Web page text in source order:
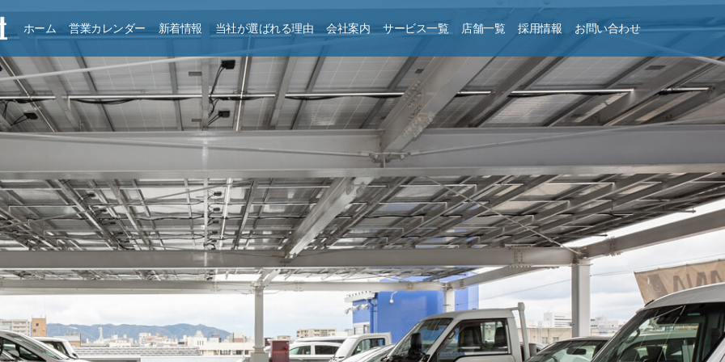
ホーム 営業カレンダー 新着情報 当社が選ばれる理由 会社案内 サービス一覧 店舗一覧 採用情報 お問い合わせ